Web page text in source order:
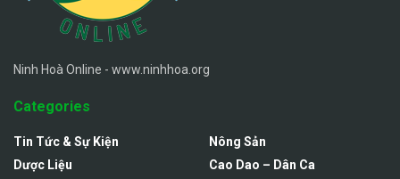
Ninh Hoà Online - www.ninhhoa.org
Categories
Tin Tức & Sự Kiện
Dược Liệu
Nông Sản
Cao Dao – Dân Ca